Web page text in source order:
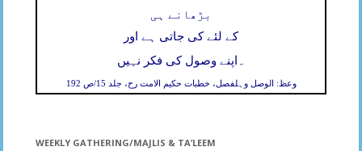
بڑھانے ہی
کے لئے کی جاتی ہے اور
اپنے وصول کی فکر نہیں
وعظ: الوصل وہلفصل، خطبات حکیم الامت رح، جلد 15/ص 192
WEEKLY GATHERING/MAJLIS & TA’LEEM